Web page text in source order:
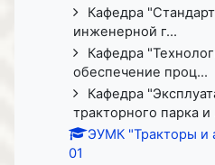
Кафедра
инженерной г...
Кафедра
обеспечение проц...
Кафедра
тракторного парка и
ЭУМК "Тракторы и
01